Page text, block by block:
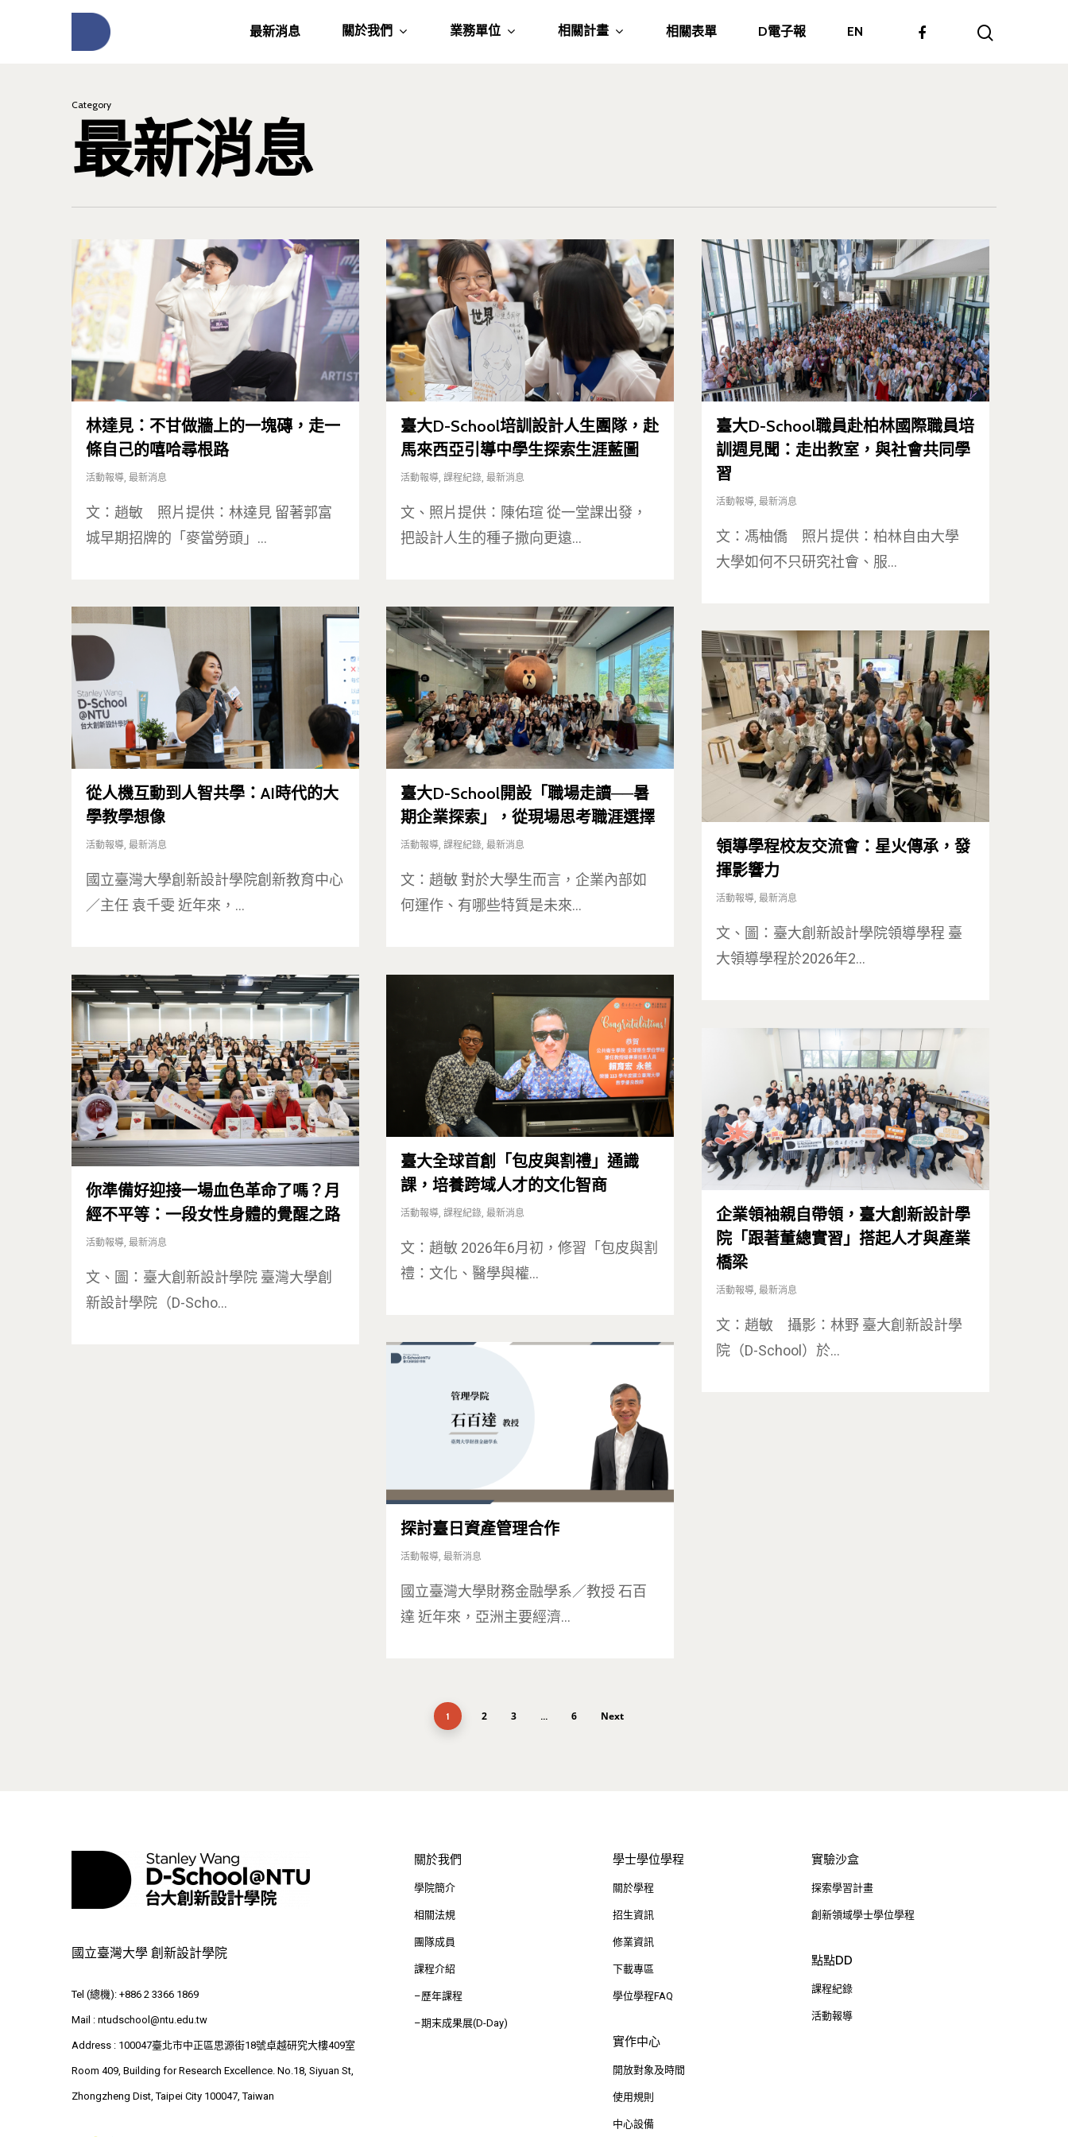
按下Enter開始搜尋，或Esc關閉跳窗
最新消息 關於我們 業務單位 相關計畫 相關表單 D電子報 EN
Category
最新消息
林達見：不甘做牆上的一塊磚，走一
條自己的嘻哈尋根路
活動報導 最新消息
文：趙敏 照片提供：林達見 留著郭富
城早期招牌的「麥當勞頭」…
臺大D-School培訓設計人生團隊，赴
馬來西亞引導中學生探索生涯藍圖
活動報導 課程紀錄 最新消息
文、照片提供：陳佑瑄 從一堂課出發，
把設計人生的種子撒向更遠…
臺大D-School職員赴柏林國際職員培
訓週見聞：走出教室，與社會共同學
習
活動報導 最新消息
文：馮柚僑 照片提供：柏林自由大學
大學如何不只研究社會、服…
從人機互動到人智共學：AI時代的大
學教學想像
活動報導 最新消息
國立臺灣大學創新設計學院創新教育中心
／主任 袁千雯 近年來，…
臺大D-School開設「職場走讀──暑
期企業探索」，從現場思考職涯選擇
活動報導 課程紀錄 最新消息
文：趙敏 對於大學生而言，企業內部如
何運作、有哪些特質是未來…
領導學程校友交流會：星火傳承，發
揮影響力
活動報導, 最新消息
文、圖：臺大創新設計學院領導學程 臺
大領導學程於2026年2…
你準備好迎接一場血色革命了嗎？月
經不平等：一段女性身體的覺醒之路
活動報導, 最新消息
文、圖：臺大創新設計學院 臺灣大學創
新設計學院（D-Scho…
臺大全球首創「包皮與割禮」通識
課，培養跨域人才的文化智商
活動報導 課程紀錄 最新消息
文：趙敏 2026年6月初，修習「包皮與割
禮：文化、醫學與權…
企業領袖親自帶領，臺大創新設計學
院「跟著董總實習」搭起人才與產業
橋梁
活動報導 最新消息
文：趙敏 攝影：林野 臺大創新設計學
院（D-School）於…
探討臺日資產管理合作
活動報導 最新消息
國立臺灣大學財務金融學系／教授 石百
達 近年來，亞洲主要經濟…
1 2 3 ... 6 Next
國立臺灣大學 創新設計學院
Tel (總機): +886 2 3366 1869
Mail : ntudschool@ntu.edu.tw
Address : 100047臺北市中正區思源街18號卓越研究大樓409室
Room 409, Building for Research Excellence. No.18, Siyuan St,
Zhongzheng Dist, Taipei City 100047, Taiwan
關於我們
學院簡介
相關法規
團隊成員
課程介紹
–歷年課程
–期末成果展(D-Day)
學士學位學程
關於學程
招生資訊
修業資訊
下載專區
學位學程FAQ
實作中心
開放對象及時間
使用規則
中心設備
實驗沙盒
探索學習計畫
創新領域學士學位學程
點點DD
課程紀錄
活動報導
Tel : +886 2 3366 1869
Address : 100047臺北市中正區思
卓越研究大樓409室
Room 409, Building for Research
Excellence. No.18, Siyuan St,